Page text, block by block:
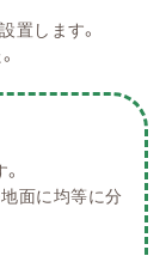
置します。
面に均等に分